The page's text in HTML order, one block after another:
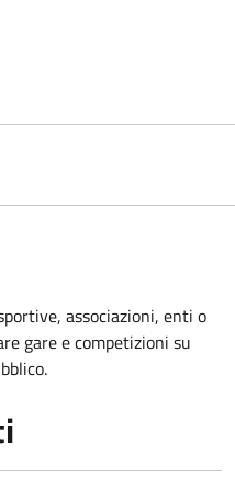
associazioni, enti o
gare e competizioni su